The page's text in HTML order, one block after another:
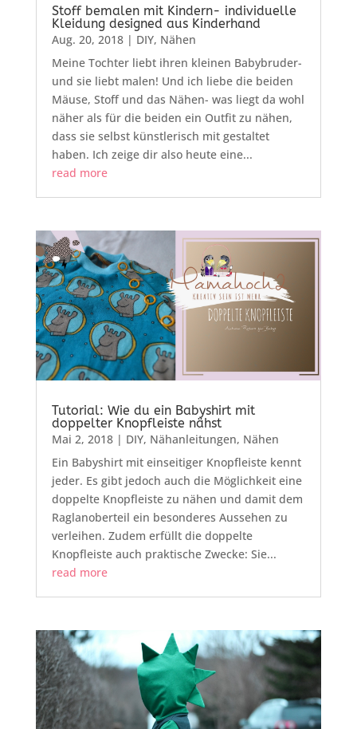
Stoff bemalen mit Kindern- individuelle
Kleidung designed aus Kinderhand
Aug. 20, 2018| DIY, Nähen
Meine Tochter liebt ihren kleinen Babybruder-
und sie liebt malen! Und ich liebe die beiden
Mäuse, Stoff und das Nähen- was liegt da wohl
näher als für die beiden ein Outfit zu nähen,
dass sie selbst künstlerisch mit gestaltet
haben. Ich zeige dir also heute eine...
read more
Tutorial: Wie du ein Babyshirt mit
doppelter Knopfleiste nähst
Mai 2, 2018| DIY, Nähanleitungen, Nähen
Ein Babyshirt mit einseitiger Knopfleiste kennt
jeder. Es gibt jedoch auch die Möglichkeit eine
doppelte Knopfleiste zu nähen und damit dem
Raglanoberteil ein besonderes Aussehen zu
verleihen. Zudem erfüllt die doppelte
Knopfleiste auch praktische Zwecke: Sie...
read more